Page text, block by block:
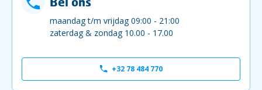
maandag t/m vrijdag 09:00 - 21:00
zaterdag & zondag 10.00 - 17.00
+32 78 484 770